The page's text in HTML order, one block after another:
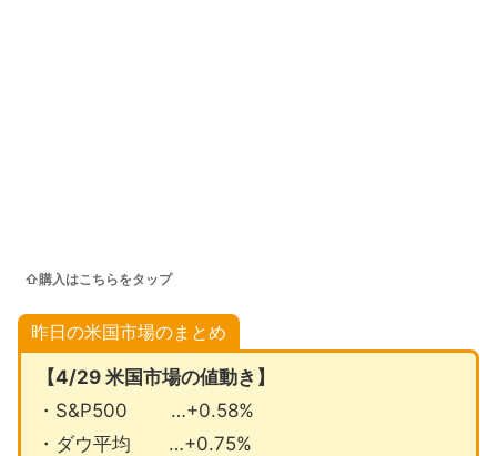
⇧購入はこちらをタップ
昨日の米国市場のまとめ
【4/29 米国市場の値動き】
・S&P500 …+0.58%
・ダウ平均 …+0.75%